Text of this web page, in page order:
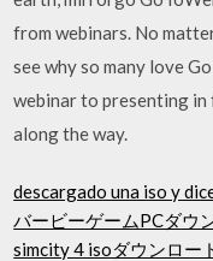
from webinars. No
see why so many love
webinar to presenting in
along the way.
descargado una iso y
バービーゲームPCダウ
simcity 4 isoダウンロー